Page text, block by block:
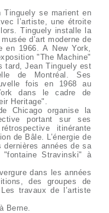
Tinguely se marient en
l’artiste, une étroite
Tinguely installe la
d’art moderne de
en 1966. A New York,
"The Machine"
tard, Jean Tinguely est
de Montréal. Ses
fois en 1968 au
dans le cadre de
Heritage".
Chicago organise la
portant sur ses
itinérante
de Bâle. L’énergie de
années de sa
Stravinski" à
dans les années
des groupes de
travaux de l’artiste
Berne.